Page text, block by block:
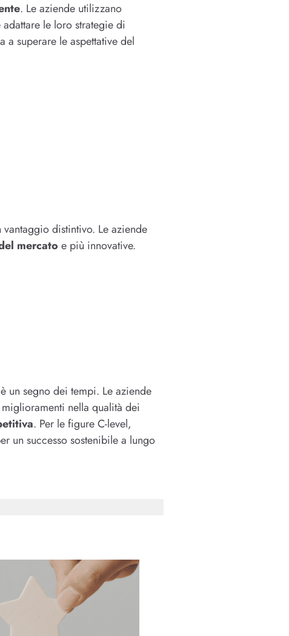
. Le aziende utilizzano
le loro strategie di
superare le aspettative del
distintivo. Le aziende
mercato e più innovative.
un segno dei tempi. Le aziende
nella qualità dei
. Per le figure C-level,
un successo sostenibile a lungo